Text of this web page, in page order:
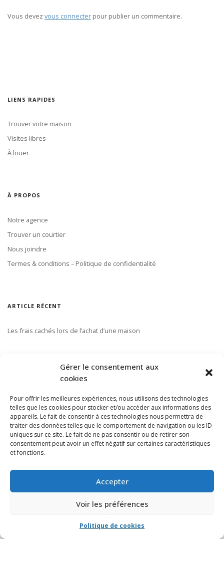
Gérer le consentement aux
cookies
Pour offrir les meilleures expériences, nous utilisons des technologies
telles que les cookies pour stocker et/ou accéder aux informations des
appareils. Le fait de consentir à ces technologies nous permettra de
traiter des données telles que le comportement de navigation ou les ID
uniques sur ce site. Le fait de ne pas consentir ou de retirer son
consentement peut avoir un effet négatif sur certaines caractéristiques
et fonctions.
Accepter
Voir les préférences
Politique de cookies
Vous devez vous connecter pour publier un commentaire.
LIENS RAPIDES
Trouver votre maison
Visites libres
À louer
À PROPOS
Notre agence
Trouver un courtier
Nous joindre
Termes & conditions – Politique de confidentialité
ARTICLE RÉCENT
Les frais cachés lors de l’achat d’une maison